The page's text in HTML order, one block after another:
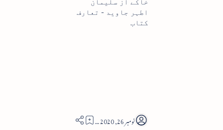
خاکے از سلیمان
اطہر جاوید - تعارف
کتاب
5